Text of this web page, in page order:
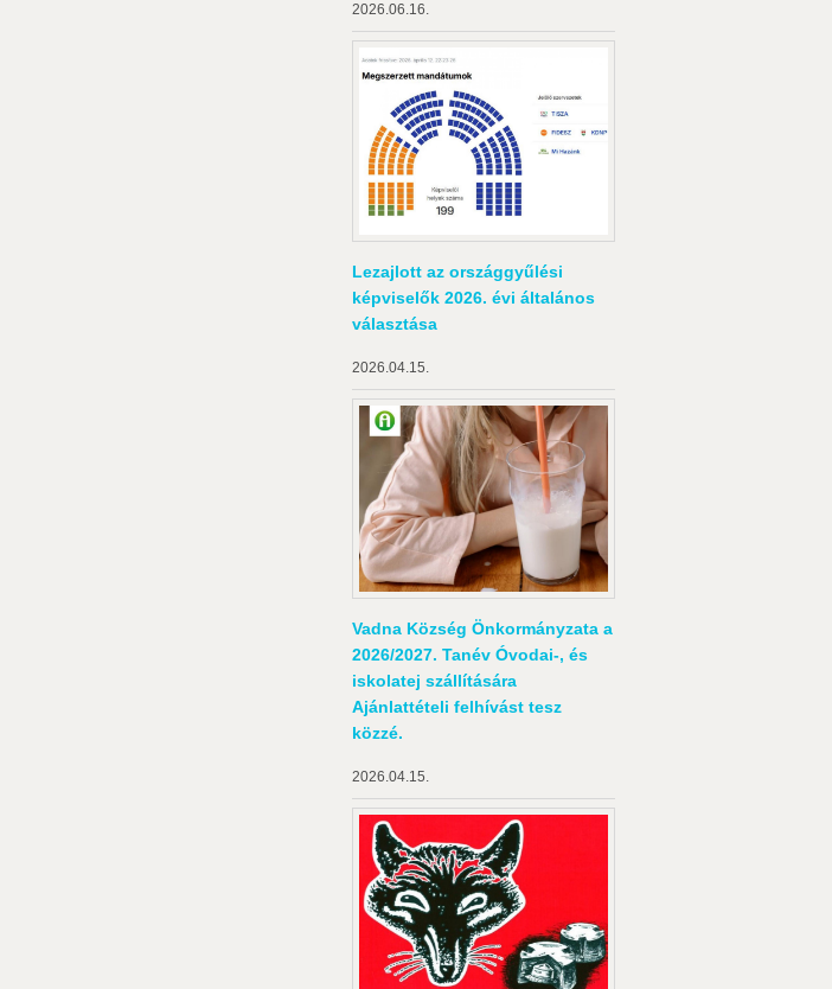
2026.06.16.
Lezajlott az országgyűlési
képviselők 2026. évi általános
választása
2026.04.15.
Vadna Község Önkormányzata a
2026/2027. Tanév Óvodai-, és
iskolatej szállítására
Ajánlattételi felhívást tesz
közzé.
2026.04.15.